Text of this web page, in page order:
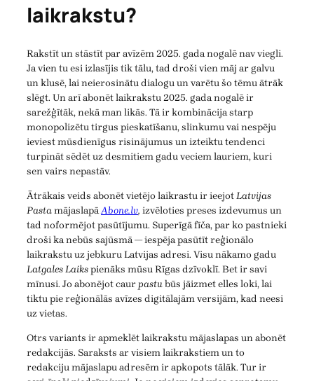
laikrakstu?
Rakstīt un stāstīt par avīzēm 2025. gada nogalē nav viegli.
Ja vien tu esi izlasījis tik tālu, tad droši vien māj ar galvu
un klusē, lai neierosinātu dialogu un varētu šo tēmu ātrāk
slēgt. Un arī abonēt laikrakstu 2025. gada nogalē ir
sarežģītāk, nekā man likās. Tā ir kombinācija starp
monopolizētu tirgus pieskatīšanu, slinkumu vai nespēju
ieviest mūsdienīgus risinājumus un izteiktu tendenci
turpināt sēdēt uz desmitiem gadu veciem lauriem, kuri
sen vairs nepastāv.
Ātrākais veids abonēt vietējo laikrastu ir ieejotLatvijas
PastamājaslapāAbone.lv, izvēloties preses izdevumus un
tad noformējot pasūtījumu. Superīgā fīča, par ko pastnieki
droši ka nebūs sajūsmā — iespēja pasūtīt reģionālo
laikrakstu uz jebkuru Latvijas adresi. Visu nākamo gadu
Latgales Laikspienāks mūsu Rīgas dzīvoklī. Bet ir savi
mīnusi. Jo abonējot caurpastubūs jāizmet elles loki, lai
tiktu pie reģionālās avīzes digitālajām versijām, kad neesi
uz vietas.
Otrs variants ir apmeklēt laikrakstu mājaslapas un abonēt
redakcijās. Saraksts ar visiem laikrakstiem un to
redakciju mājaslapu adresēm ir apkopots tālāk. Tur ir